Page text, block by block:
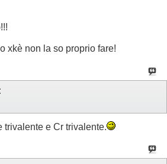
xkè non la so proprio fare!
trivalente e Cr trivalente.